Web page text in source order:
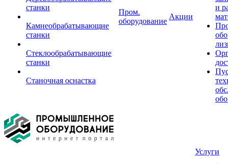
станки
Камнеобрабатывающие
станки
Стеклообрабатывающие
станки
Станочная оснастка
Пром.
оборудование
Акции
и
Услуги